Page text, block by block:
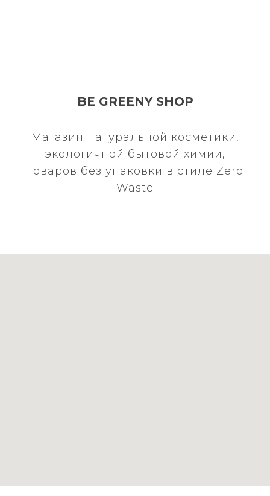
BE GREENY SHOP
Магазин натуральной косметики,
экологичной бытовой химии,
товаров без упаковки в стиле Zero
Waste